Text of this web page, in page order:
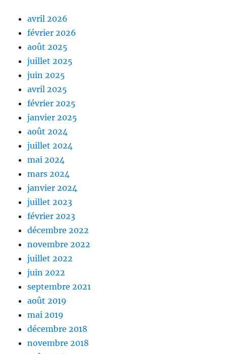
avril 2026
février 2026
août 2025
juillet 2025
juin 2025
avril 2025
février 2025
janvier 2025
août 2024
juillet 2024
mai 2024
mars 2024
janvier 2024
juillet 2023
février 2023
décembre 2022
novembre 2022
juillet 2022
juin 2022
septembre 2021
août 2019
mai 2019
décembre 2018
novembre 2018